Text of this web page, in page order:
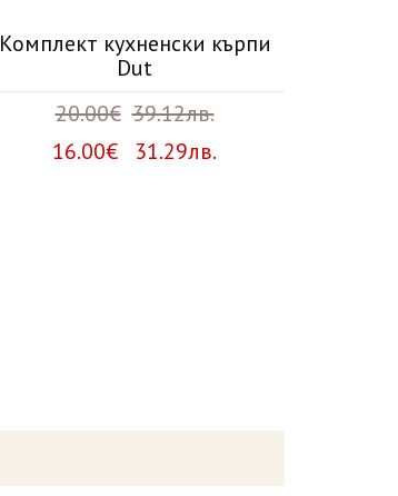
Комплект кухненски кърпи
Dut
20.00€ 39.12лв.
16.00€ 31.29лв.